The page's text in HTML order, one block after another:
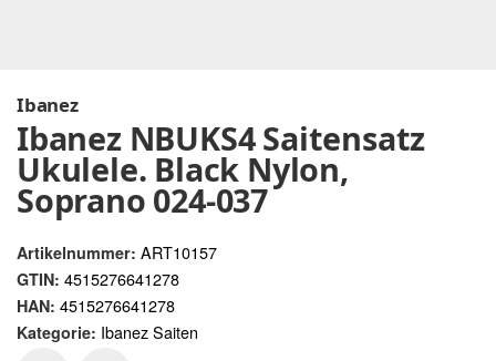
Ibanez
Ibanez NBUKS4 Saitensatz
Ukulele. Black Nylon,
Soprano 024-037
Artikelnummer: ART10157
GTIN: 4515276641278
HAN: 4515276641278
Kategorie: Ibanez Saiten